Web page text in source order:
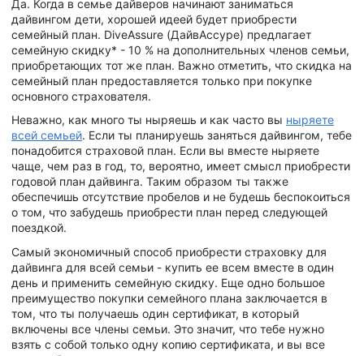
Да. Когда в семье дайверов начинают заниматься
дайвингом дети, хорошей идеей будет приобрести
семейный план. DiveAssure (ДайвАссуре) предлагает
семейную скидку* - 10 % на дополнительных членов семьи,
приобретающих тот же план. Важно отметить, что скидка на
семейный план предоставляется только при покупке
основного страхователя.
Неважно, как много ты ныряешь и как часто вы ныряете
всей семьей. Если ты планируешь заняться дайвингом, тебе
понадобится страховой план. Если вы вместе ныряете
чаще, чем раз в год, то, вероятно, имеет смысл приобрести
годовой план дайвинга. Таким образом ты также
обеспечишь отсутствие пробелов и не будешь беспокоиться
о том, что забудешь приобрести план перед следующей
поездкой.
Самый экономичный способ приобрести страховку для
дайвинга для всей семьи - купить ее всем вместе в один
день и применить семейную скидку. Еще одно большое
преимущество покупки семейного плана заключается в
том, что ты получаешь один сертификат, в который
включены все члены семьи. Это значит, что тебе нужно
взять с собой только одну копию сертификата, и вы все